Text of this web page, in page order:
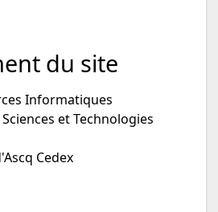
du site
Informatiques
et Technologies
Cedex